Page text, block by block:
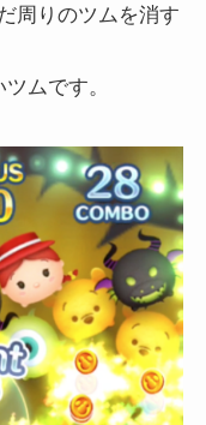
周りのツムを消す
ムです。